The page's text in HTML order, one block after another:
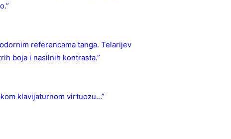
referencama tanga. Telarijev
boja i nasilnih kontrasta.”
klavijaturnom virtuozu…”